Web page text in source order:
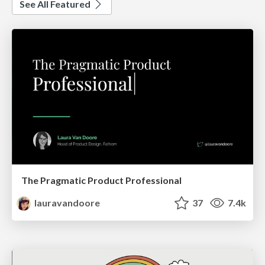
See All Featured
The Pragmatic Product Professional
lauravandoore
37 7.4k